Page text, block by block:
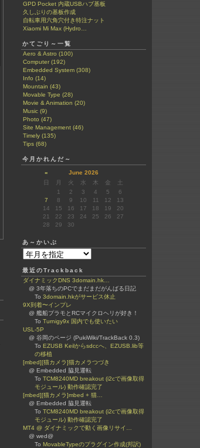
GPD Pocket 内蔵USBハブ基板
久しぶりの基板作成
自転車用六角穴付き特注ナット
Xiaomi Mi Max (Hydro…
かてごり～一覧
Aero & Astro (100)
Computer (192)
Embedded System (308)
Info (14)
Mountain (43)
Movable Type (28)
Movie & Animation (20)
Music (9)
Photo (47)
Site Management (46)
Timely (135)
Tips (68)
今月かれんだ～
«
June 2026
日
月 火 水 木 金
土
1
2 3 4 5
6
7
8 9 10 11 12
13
14
15 16 17 18 19
20
21
22 23 24 25 26
27
28
29 30
あ～かいぶ
最近のTrackback
ダイナミックDNS 3domain.hk…
@ 3年落ちのPCでまだまだがんばる日記
To 3domain.hkがサービス休止
9X到着〜インプレ
@ 艦船プラモとRCマイクロヘリが好き！
To Turnigy9x 国内でも使いたい
USL-5P
@ 谷岡のページ (PukiWiki/TrackBack 0.3)
To EZUSB Keilからsdccへ、EZUSB.lib等
の移植
[mbed][猫カメラ]猫カメラつづき
@ Embedded 脇見運転
To TCM8240MD breakout (i2cで画像取得
モジュール) 動作確認完了
[mbed][猫カメラ]mbed + 猫…
@ Embedded 脇見運転
To TCM8240MD breakout (i2cで画像取得
モジュール) 動作確認完了
MT4 @ ダイナミックで動く画像リサイ…
@ wed@
To MovableTypeのプラグイン作成(邦訳)